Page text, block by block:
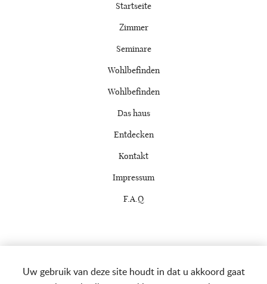
Uw gebruik van deze site houdt in dat u akkoord gaat
Startseite
Zimmer
Seminare
Wohlbefinden
Wohlbefinden
Das haus
Entdecken
Kontakt
Impressum
F.A.Q
+32 (0)476 27 50 32